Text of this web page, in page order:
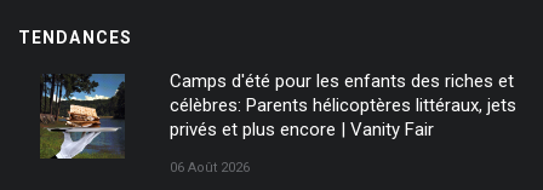
TENDANCES
Camps d'été pour les enfants des riches et
célèbres: Parents hélicoptères littéraux, jets
privés et plus encore | Vanity Fair
06 Août 2026